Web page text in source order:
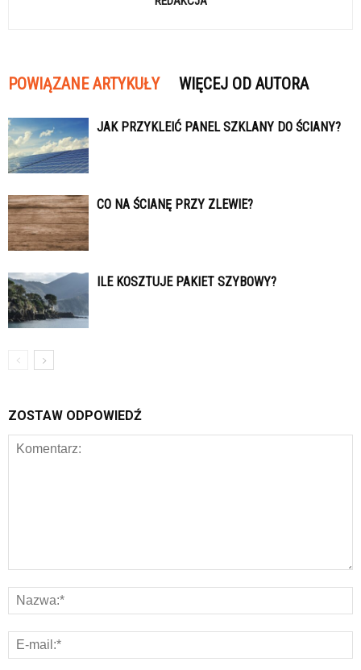
POWIĄZANE ARTYKUŁY WIĘCEJ OD AUTORA
JAK PRZYKLEIĆ PANEL SZKLANY DO ŚCIANY?
CO NA ŚCIANĘ PRZY ZLEWIE?
ILE KOSZTUJE PAKIET SZYBOWY?
ZOSTAW ODPOWIEDŹ